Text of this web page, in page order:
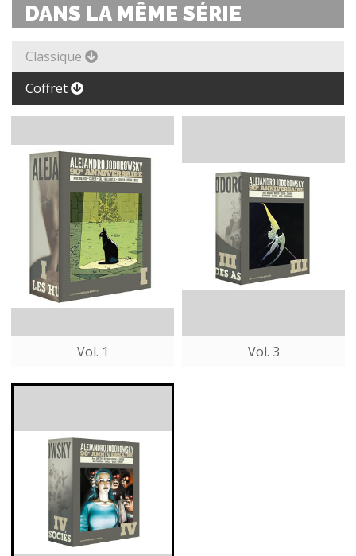
DANS LA MÊME SÉRIE
Classique
Coffret
Vol. 1 Vol. 3